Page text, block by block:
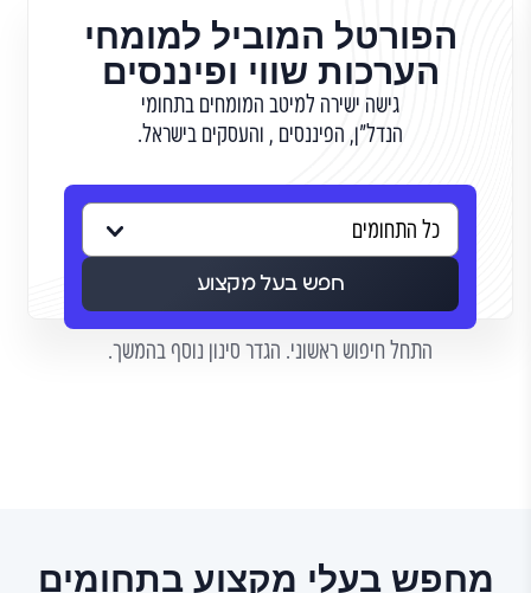
הפורטל המוביל למומחי
הערכות שווי ופיננסים
גישה ישירה למיטב המומחים בתחומי
הנדל"ן, הפיננסים , והעסקים בישראל.
חפש בעל מקצוע
התחל חיפוש ראשוני. הגדר סינון נוסף בהמשך.
מחפש בעלי מקצוע בתחומים